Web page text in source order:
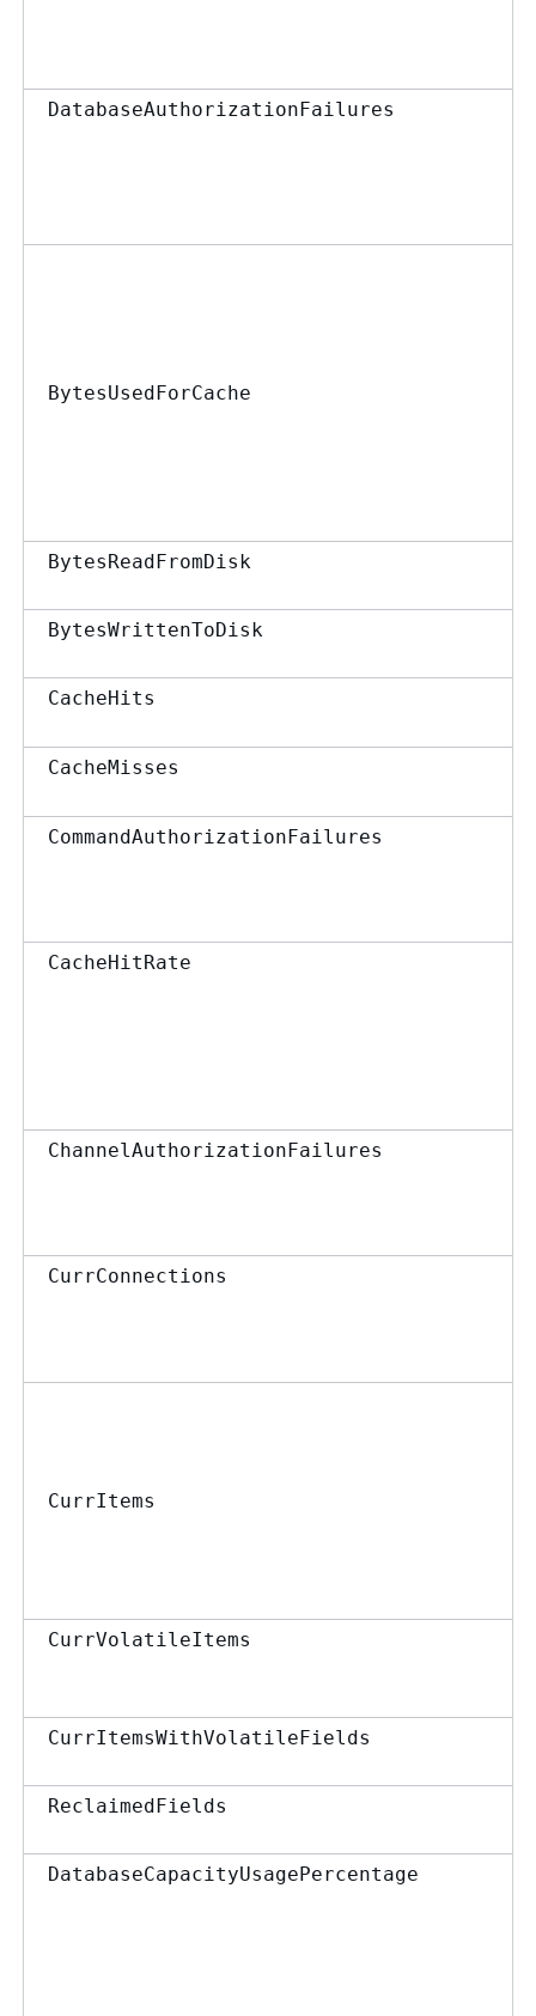
DatabaseAuthorizationFailures
BytesUsedForCache
BytesReadFromDisk
BytesWrittenToDisk
CacheHits
CacheMisses
CommandAuthorizationFailures
CacheHitRate
ChannelAuthorizationFailures
CurrConnections
CurrItems
CurrVolatileItems
CurrItemsWithVolatileFields
ReclaimedFields
DatabaseCapacityUsagePercentage